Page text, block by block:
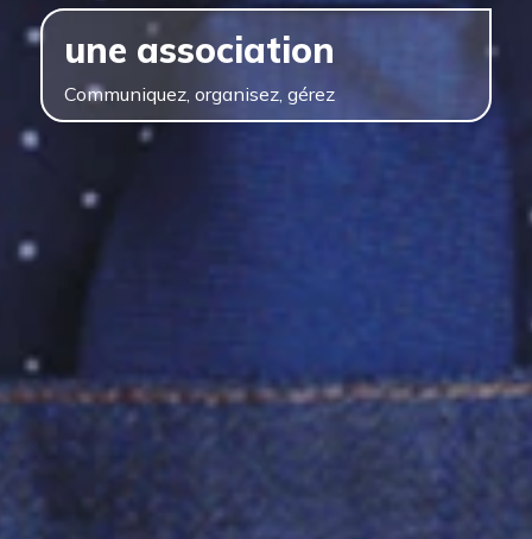
une association
Communiquez, organisez, gérez